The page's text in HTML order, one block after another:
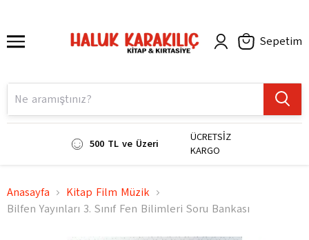
Sepetim
500 TL ve Üzeri
ÜCRETSİZ
KARGO
Anasayfa
Kitap Film Müzik
Bilfen Yayınları 3. Sınıf Fen Bilimleri Soru Bankası